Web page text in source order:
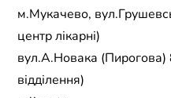
м.Мукачево,
центр лікарні)
вул.А.Новака (Пирогова)
відділення)